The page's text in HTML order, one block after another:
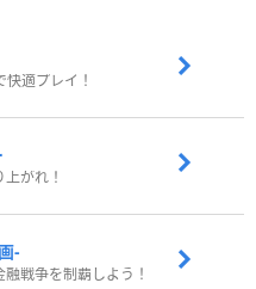
快適プレイ！
がれ！
-
戦争を制覇しよう！